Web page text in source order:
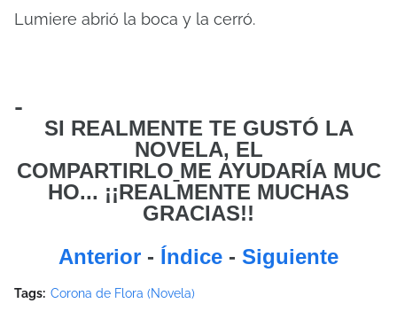
Lumiere abrió la boca y la cerró.
-
SI REALMENTE TE GUSTÓ LA
NOVELA, EL
COMPARTIRLO ME AYUDARÍA MUC
HO... ¡¡REALMENTE MUCHAS
GRACIAS!!
Anterior - Índice - Siguiente
Tags: Corona de Flora (Novela)